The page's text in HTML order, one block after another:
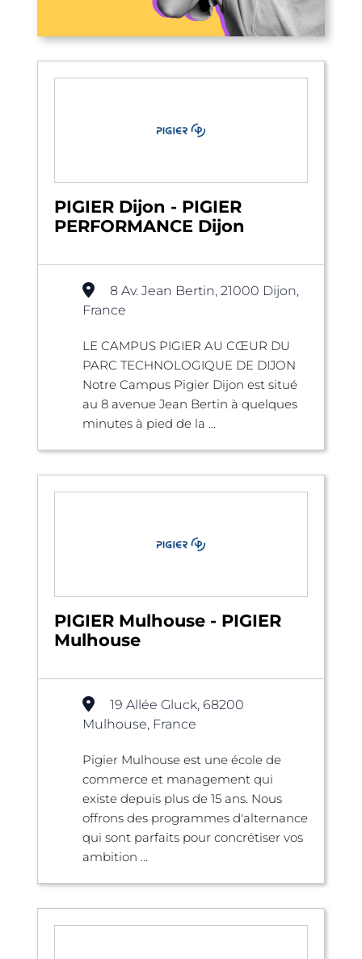
PIGIER Dijon - PIGIER
PERFORMANCE Dijon
8 Av. Jean Bertin, 21000 Dijon,
France
LE CAMPUS PIGIER AU CŒUR DU
PARC TECHNOLOGIQUE DE DIJON
Notre Campus Pigier Dijon est situé
au 8 avenue Jean Bertin à quelques
minutes à pied de la ...
PIGIER Mulhouse - PIGIER
Mulhouse
19 Allée Gluck, 68200
Mulhouse, France
Pigier Mulhouse est une école de
commerce et management qui
existe depuis plus de 15 ans. Nous
offrons des programmes d'alternance
qui sont parfaits pour concrétiser vos
ambition ...